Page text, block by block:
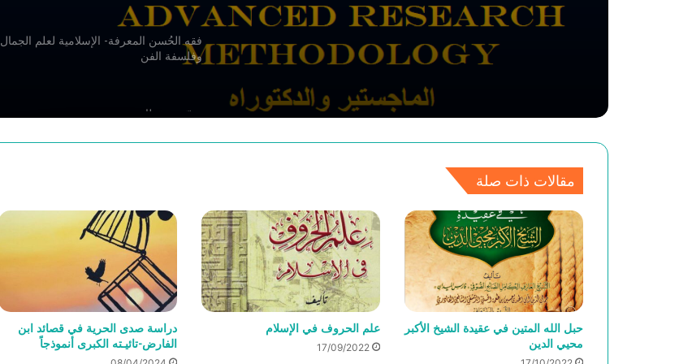
فقه الحُسن المعرفة- الإسلامية لعلم الجمال
وفلسفة الفن
حيّ بن يقظان
كتاب أنالوطيقى الثاني أو كتاب البرهان
كتاب أنالوطيقى الأول أو كتاب القياس
مقالات ذات صلة
حبل الله المتين في عقيدة الشيخ الأكبر
محيي الدين
علم الحروف في الإسلام
17/09/2022
دراسة صدی الحرية في قصائد ابن
الفارض-تائيـته الکبری أنموذجاً